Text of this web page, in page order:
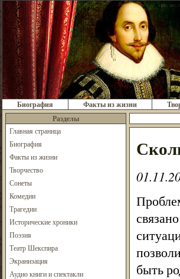
Биография Факты из жизни
Разделы
Главная страница
Биография
Факты из жизни
Творчество
Сонеты
Комедии
Трагедии
Исторические хроники
Поэзия
Театр Шекспира
Экранизация
Аудио книги и спектакли
быть